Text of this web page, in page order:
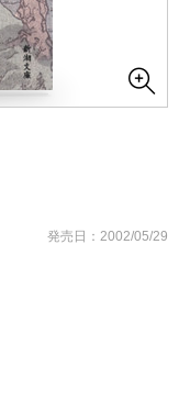
発売日：2002/05/29